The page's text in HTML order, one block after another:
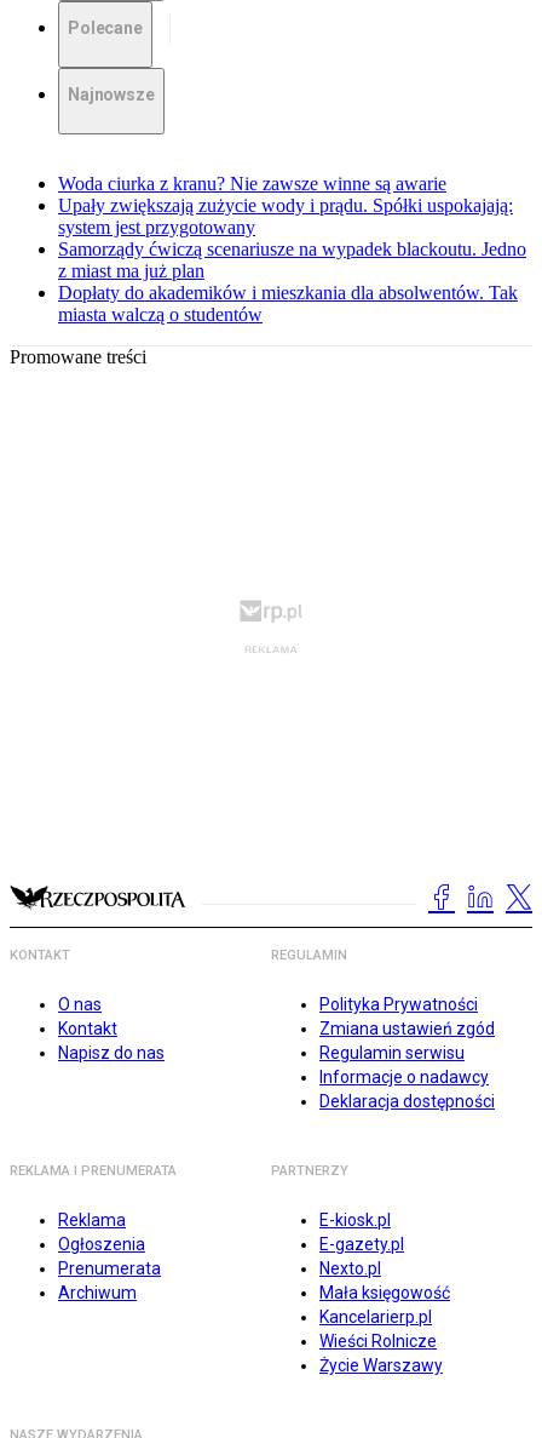
Polecane
Najnowsze
Woda ciurka z kranu? Nie zawsze winne są awarie
Upały zwiększają zużycie wody i prądu. Spółki uspokajają:
system jest przygotowany
Samorządy ćwiczą scenariusze na wypadek blackoutu. Jedno
z miast ma już plan
Dopłaty do akademików i mieszkania dla absolwentów. Tak
miasta walczą o studentów
Promowane treści
KONTAKT
O nas
Kontakt
Napisz do nas
REGULAMIN
Polityka Prywatności
Zmiana ustawień zgód
Regulamin serwisu
Informacje o nadawcy
Deklaracja dostępności
REKLAMA I PRENUMERATA
Reklama
Ogłoszenia
Prenumerata
Archiwum
PARTNERZY
E-kiosk.pl
E-gazety.pl
Nexto.pl
Mała księgowość
Kancelarierp.pl
Wieści Rolnicze
Życie Warszawy